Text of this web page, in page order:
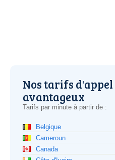
Nos tarifs d'appel
avantageux
Tarifs par minute à partir de :
Belgique
Cameroun
Canada